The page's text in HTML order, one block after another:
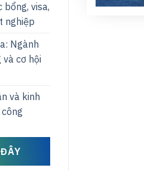
bổng, visa,
nghiệp
Ngành
và cơ hội
và kinh